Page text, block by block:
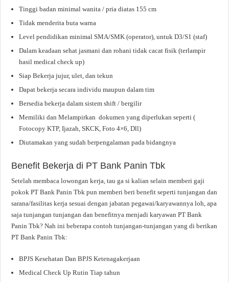
Tinggi badan minimal wanita / pria diatas 155 cm
Tidak menderita buta warna
Level pendidikan minimal SMA/SMK (operator), untuk D3/S1 (staf)
Dalam keadaan sehat jasmani dan rohani tidak cacat fisik (terlampir
hasil medical check up)
Siap Bekerja jujur, ulet, dan tekun
Dapat bekerja secara individu maupun dalam tim
Bersedia bekerja dalam sistem shift / bergilir
Memiliki dan Melampirkan dokumen yang diperlukan seperti (
Fotocopy KTP, Ijazah, SKCK, Foto 4×6, Dll)
Diutamakan yang sudah berpengalaman pada bidangnya
Benefit Bekerja di PT Bank Panin Tbk
Setelah membaca lowongan kerja, tau ga si kalian selain memberi gaji
pokok PT Bank Panin Tbk pun memberi beri benefit seperti tunjangan dan
sarana/fasilitas kerja sesuai dengan jabatan pegawai/karyawannya loh, apa
saja tunjangan tunjangan dan benefitnya menjadi karyawan PT Bank
Panin Tbk? Nah ini beberapa contoh tunjangan-tunjangan yang di berikan
PT Bank Panin Tbk:
BPJS Kesehatan Dan BPJS Ketenagakerjaan
Medical Check Up Rutin Tiap tahun